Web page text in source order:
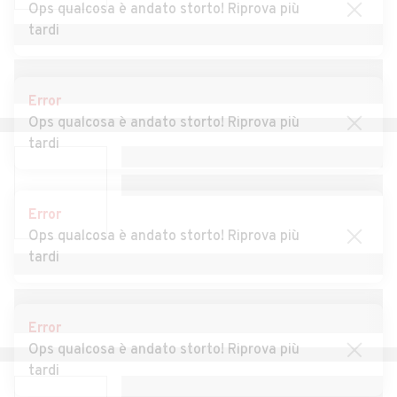
Auto usate Cazzago
Auto usate Cocquio-
Trevisago
Auto usate Comabbio
Auto usate Crosio della
Valle
Monte
Auto usate Curiglia con
Monteviasco
Ops qualcosa è andato storto! Riprova più
tardi
Error
Ops qualcosa è andato storto! Riprova più
tardi
Error
Ops qualcosa è andato storto! Riprova più
tardi
Error
Ops qualcosa è andato storto! Riprova più
tardi